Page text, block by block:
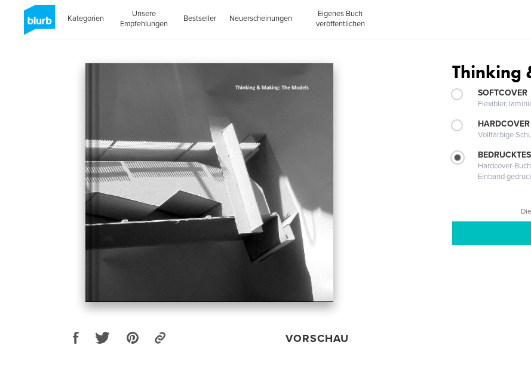
Kategorien
Unsere
Empfehlungen
Bestseller Neuerscheinungen
Eigenes Buch
veröffentlichen
VORSCHAU
Thinking
SOFTCOVER
Flexibler,
Vollfarbige
Hardcover-
Einband